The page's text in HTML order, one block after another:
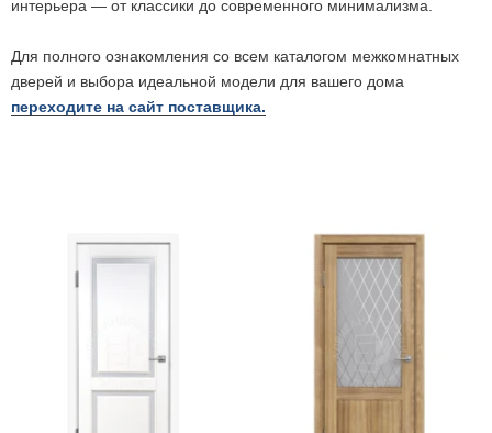
интерьера — от классики до современного минимализма.
Для полного ознакомления со всем каталогом межкомнатных
дверей и выбора идеальной модели для вашего дома
переходите на сайт поставщика.